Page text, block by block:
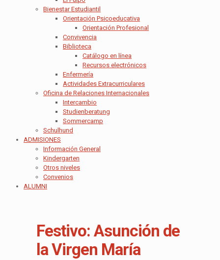
Bienestar Estudiantil
Orientación Psicoeducativa
Orientación Profesional
Convivencia
Biblioteca
Catálogo en línea
Recursos electrónicos
Enfermería
Actividades Extracurriculares
Oficina de Relaciones Internacionales
Intercambio
Studienberatung
Sommercamp
Schulhund
ADMISIONES
Información General
Kindergarten
Otros niveles
Convenios
ALUMNI
Festivo: Asunción de
la Virgen María